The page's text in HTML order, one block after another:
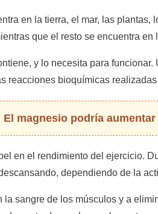
en la tierra, el mar, las
que el resto se encuentra
y lo necesita para
reacciones bioquímicas
El magnesio podría
en el rendimiento del ejercicio.
dependiendo de la
sangre de los músculos y a